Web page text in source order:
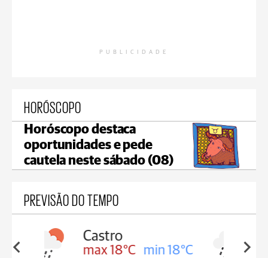
PUBLICIDADE
HORÓSCOPO
Horóscopo destaca
oportunidades e pede
cautela neste sábado (08)
PREVISÃO DO TEMPO
18°C
Carambeí
max 18°C min 17°C